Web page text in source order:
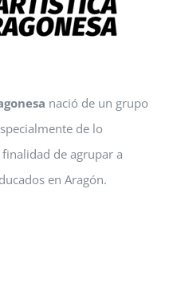
nació de un grupo
de lo
de agrupar a
en Aragón.